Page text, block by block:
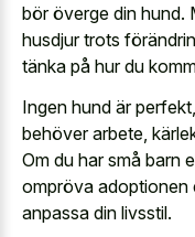
bör överge din hund.
husdjur trots
tänka på hur du
Ingen hund är
behöver arbete,
Om du har små barn
ompröva adoptionen
anpassa din livsstil.